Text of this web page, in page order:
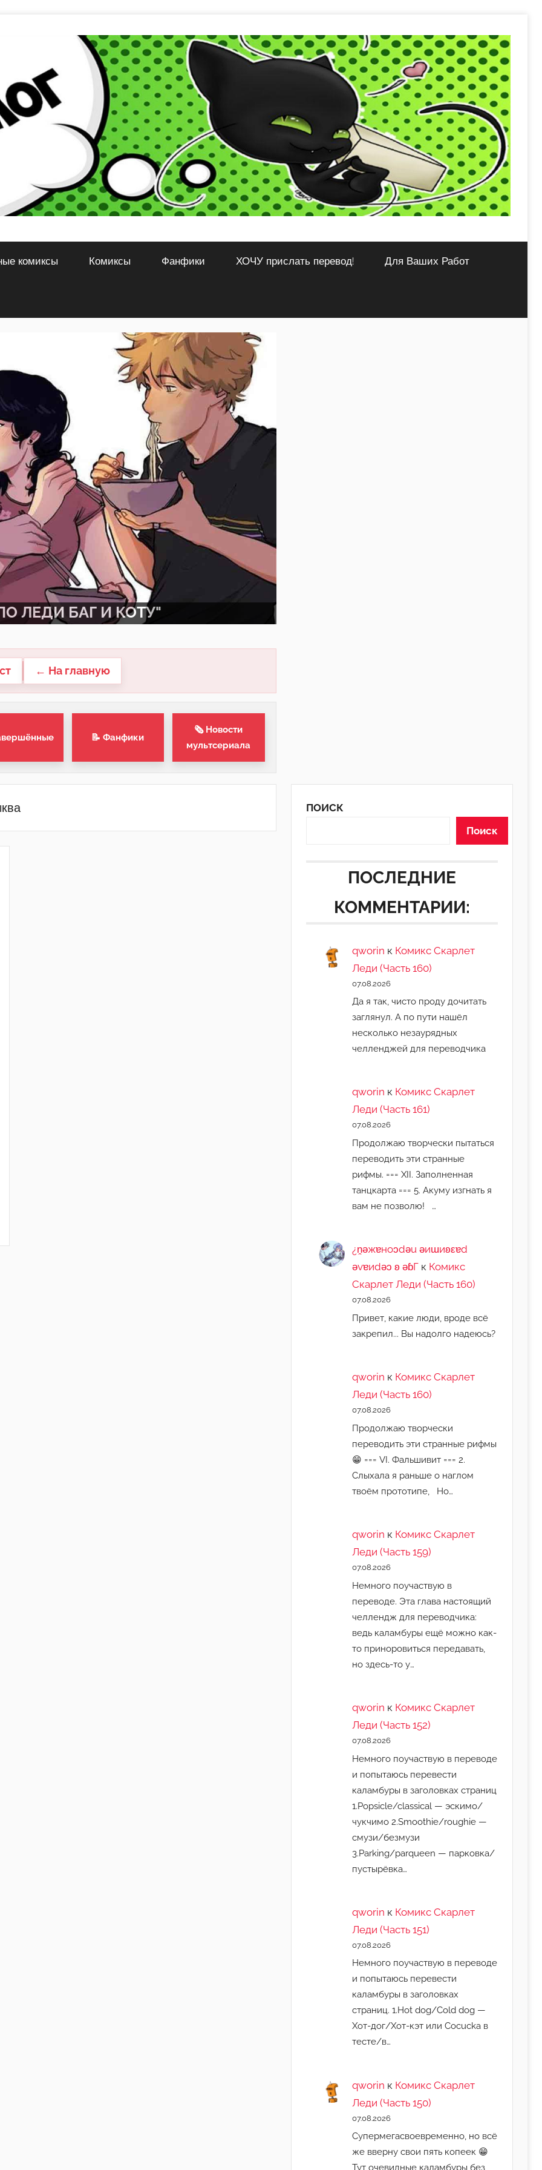
комиксы Комиксы Фанфики ХОЧУ прислать перевод! Для Ваших Работ
ЛЕДИ БАГ И КОТУ"
← На главную
📝 Фанфики
🗞 Новости
мультсериала
ПОИСК
Поиск
ПОСЛЕДНИЕ
КОММЕНТАРИИ:
qworin к Комикс Скарлет
Леди (Часть 160)
07.08.2026
Да я так, чисто проду дочитать
заглянул. А по пути нашёл
несколько незаурядных
челленджей для переводчика
qworin к Комикс Скарлет
Леди (Часть 161)
07.08.2026
Продолжаю творчески пытаться
переводить эти странные
рифмы. === XII. Заполненная
танцкарта === 5. Акуму изгнать я
вам не позволю! …
¿n̯ǝжɐноɔdǝu ǝиɯиʚεɐd
ǝvɐиdǝɔ ʚ ǝɓГ к Комикс
Скарлет Леди (Часть 160)
07.08.2026
Привет, какие люди, вроде всё
закрепил... Вы надолго надеюсь?
qworin к Комикс Скарлет
Леди (Часть 160)
07.08.2026
Продолжаю творчески
переводить эти странные рифмы
😁 === VI. Фальшивит === 2.
Слыхала я раньше о наглом
твоём прототипе, Но…
qworin к Комикс Скарлет
Леди (Часть 159)
07.08.2026
Немного поучаствую в
переводе. Эта глава настоящий
челлендж для переводчика:
ведь каламбуры ещё можно как-
то приноровиться передавать,
но здесь-то у…
qworin к Комикс Скарлет
Леди (Часть 152)
07.08.2026
Немного поучаствую в переводе
и попытаюсь перевести
каламбуры в заголовках страниц
1.Popsicle/classical — эскимо/
чукчимо 2.Smoothie/roughie —
смузи/безмузи
3.Parking/parqueen — парковка/
пустырёвка…
qworin к Комикс Скарлет
Леди (Часть 151)
07.08.2026
Немного поучаствую в переводе
и попытаюсь перевести
каламбуры в заголовках
страниц. 1.Hot dog/Cold dog —
Хот-дог/Хот-кэт или Cocucka в
тесте/в…
qworin к Комикс Скарлет
Леди (Часть 150)
07.08.2026
Супермегасвоевременно, но всё
же вверну свои пять копеек 😁
Тут очевидные каламбуры без